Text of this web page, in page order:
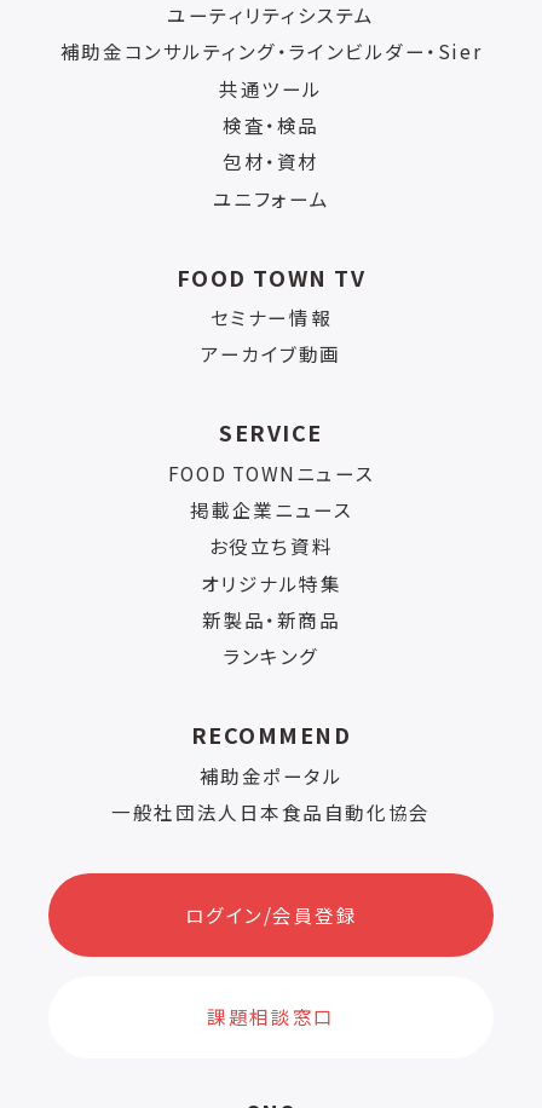
ユーティリティシステム
補助金コンサルティング・ラインビルダー・Sier
共通ツール
検査・検品
包材・資材
ユニフォーム
FOOD TOWN TV
セミナー情報
アーカイブ動画
SERVICE
FOOD TOWNニュース
掲載企業ニュース
お役立ち資料
オリジナル特集
新製品・新商品
ランキング
RECOMMEND
補助金ポータル
一般社団法人日本食品自動化協会
ログイン/会員登録
課題相談窓口